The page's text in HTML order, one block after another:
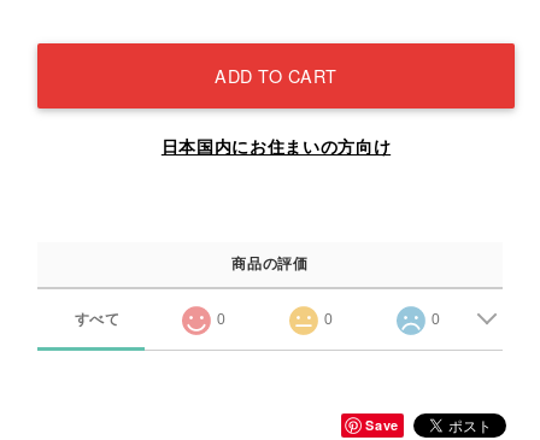
ADD TO CART
日本国内にお住まいの方向け
商品の評価
すべて 0 0 0
Save